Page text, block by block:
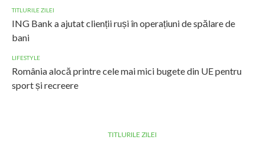
TITLURILE ZILEI
ING Bank a ajutat clienții ruși în operațiuni de spălare de
bani
LIFESTYLE
România alocă printre cele mai mici bugete din UE pentru
sport și recreere
TITLURILE ZILEI